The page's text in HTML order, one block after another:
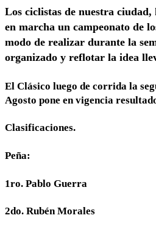
Los ciclistas de nuestra ciudad,
en marcha un campeonato de
modo de realizar durante la
organizado y reflotar la idea
El Clásico luego de corrida la
Agosto pone en vigencia
Clasificaciones.
Peña:
1ro. Pablo Guerra
2do. Rubén Morales